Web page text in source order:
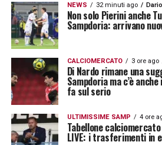
NEWS 32 minuti ago
Non solo Pierini anche
Sampdoria: arrivano
CALCIOMERCATO 3 ore ago
Di Nardo rimane una
Sampdoria ma c’è
fa sul serio
ULTIMISSIME SAMP 4 ore
Tabellone
LIVE: i trasferimenti in